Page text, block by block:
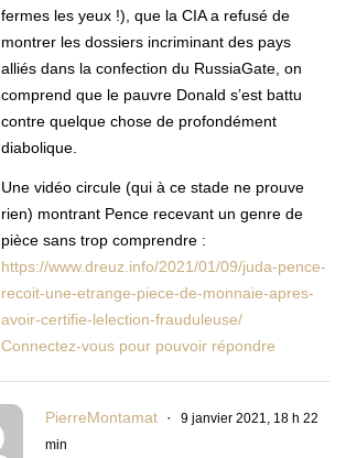
fermes les yeux !), que la CIA a refusé de
montrer les dossiers incriminant des pays
alliés dans la confection du RussiaGate, on
comprend que le pauvre Donald s’est battu
contre quelque chose de profondément
diabolique.
Une vidéo circule (qui à ce stade ne prouve
rien) montrant Pence recevant un genre de
pièce sans trop comprendre :
https://www.dreuz.info/2021/01/09/juda-pence-
recoit-une-etrange-piece-de-monnaie-apres-
avoir-certifie-lelection-frauduleuse/
Connectez-vous pour pouvoir répondre
PierreMontamat
9 janvier 2021, 18 h 22
min